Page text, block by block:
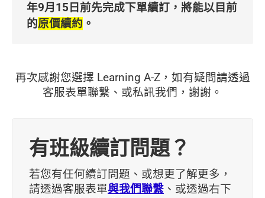
年9月15日前先完成下單續訂，將能以目前
的原價續約 。
再次感謝您選擇 Learning A-Z，如有疑問請透過
客服表單聯繫、或私訊我們，謝謝。
有班級續訂問題？
若您有任何續訂問題、或想更了解更多，
請透過客服表單與我們聯繫 、或透過右下